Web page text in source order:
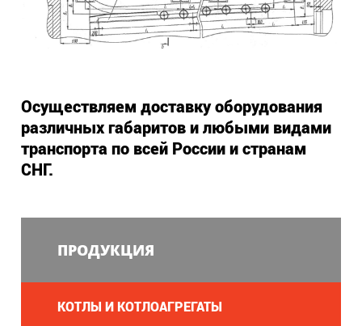
Осуществляем доставку оборудования
различных габаритов и любыми видами
транспорта по всей России и странам
СНГ.
ПРОДУКЦИЯ
КОТЛЫ И КОТЛОАГРЕГАТЫ